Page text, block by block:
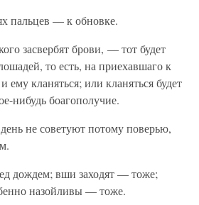
пальцев — к обновке.
засвербят брови, — тот будет
то есть, на приехавшаго к
ему кланяться; или кланяться будет
нибудь боагополучие.
не советуют потому поверью,
дождем; вши заходят — тоже;
назойливы — тоже.